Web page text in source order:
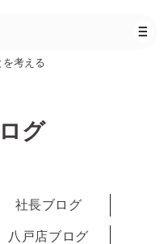
を考える
グ
社長ブログ
八戸店ブログ